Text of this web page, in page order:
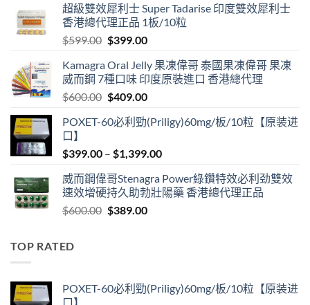
超級雙效犀利士 Super Tadarise 印度雙效犀利士
香港總代理正品 1板/10粒
$599.00 Original
was:
$599.00.
$399.00Current
is:
$399.00.
Kamagra Oral Jelly 果凍偉哥 泰國果凍偉哥 果凍
威而鋼 7種口味 印度原裝進口 香港總代理
$600.00 Original
was:
$409.00Current
is:
POXET-60必利勁(Priligy)60mg/板/10粒【原装进
口】
$399.00 – $1,399.00Price
$399.00
through
威而鋼偉哥Stenagra Power綠鑽特效必利劲雙效
速效增硬持久助勃壯陽藥 香港總代理正品
$600.00 Original
$389.00Current
TOP RATED
POXET-60必利勁(Priligy)60mg/板/10粒【原装进
口】